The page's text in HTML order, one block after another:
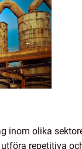
inom olika
repetitiva